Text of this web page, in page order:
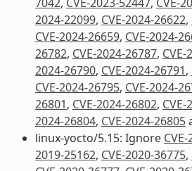
2024-22099, CVE-2024-26622,
CVE-2024-26659, CVE-2024-
26782, CVE-2024-26787,
2024-26790, CVE-2024-26791,
CVE-2024-26795, CVE-2024-
26801, CVE-2024-26802,
2024-26804, CVE-2024-26805
linux-yocto/5.15: Ignore
2019-25162, CVE-2020-36775,